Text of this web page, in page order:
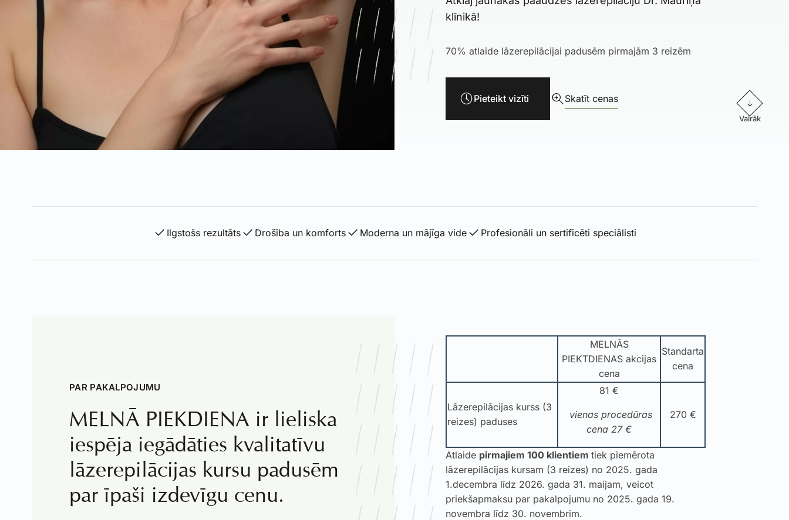
klīnikā!
70% atlaide lāzerepilācijai padusēm pirmajām 3 reizēm
Pieteikt vizīti Skatīt cenas
Vairāk
Ilgstošs rezultāts Drošība un komforts Moderna un mājīga vide Profesionāli un sertificēti speciālisti
PAR PAKALPOJUMU
MELNĀ PIEKDIENA ir lieliska
iespēja iegādāties kvalitatīvu
lāzerepilācijas kursu padusēm
par īpaši izdevīgu cenu.
MELNĀS
PIEKTDIENAS akcijas
cena
Standarta
cena
Lāzerepilācijas kurss (3
reizes) paduses
81 €
vienas procedūras
cena 27 €
270 €
Atlaide pirmajiem 100 klientiemtiek piemērota
lāzerepilācijas kursam (3 reizes) no 2025. gada
1.decembra līdz 2026. gada 31. maijam, veicot
priekšapmaksu par pakalpojumu no 2025. gada 19.
novembra līdz 30. novembrim.